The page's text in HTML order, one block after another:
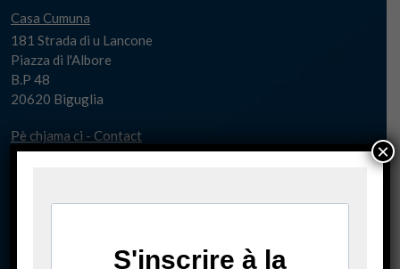
Casa Cumuna
181 Strada di u Lancone
Piazza di l'Albore
B.P 48
20620 Biguglia
Pè chjama ci - Contact
×